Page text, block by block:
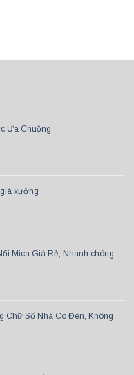
Ưa Chuộng
xưởng
Mica Giá Rẻ, Nhanh chóng
Chữ Số Nhà Có Đèn, Không